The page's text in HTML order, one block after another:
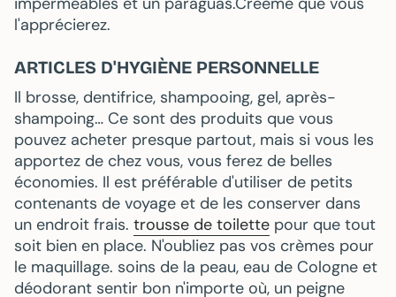
l'apprécierez.
ARTICLES D'HYGIÈNE PERSONNELLE
Il brosse, dentifrice, shampooing, gel, après-
shampoing… Ce sont des produits que vous
pouvez acheter presque partout, mais si vous les
apportez de chez vous, vous ferez de belles
économies. Il est préférable d'utiliser de petits
contenants de voyage et de les conserver dans
un endroit frais. trousse de toilette pour que tout
soit bien en place. N'oubliez pas vos crèmes pour
le maquillage. soins de la peau, eau de Cologne et
déodorant sentir bon n'importe où, un peigne